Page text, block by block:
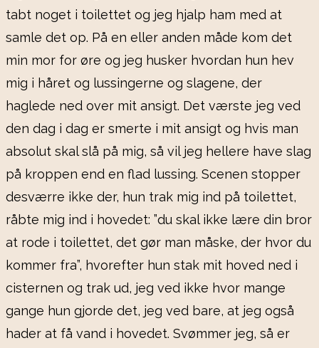
tabt noget i toilettet og jeg hjalp ham med at
samle det op. På en eller anden måde kom det
min mor for øre og jeg husker hvordan hun hev
mig i håret og lussingerne og slagene, der
haglede ned over mit ansigt. Det værste jeg ved
den dag i dag er smerte i mit ansigt og hvis man
absolut skal slå på mig, så vil jeg hellere have slag
på kroppen end en flad lussing. Scenen stopper
desværre ikke der, hun trak mig ind på toilettet,
råbte mig ind i hovedet: ”du skal ikke lære din bror
at rode i toilettet, det gør man måske, der hvor du
kommer fra”, hvorefter hun stak mit hoved ned i
cisternen og trak ud, jeg ved ikke hvor mange
gange hun gjorde det, jeg ved bare, at jeg også
hader at få vand i hovedet. Svømmer jeg, så er